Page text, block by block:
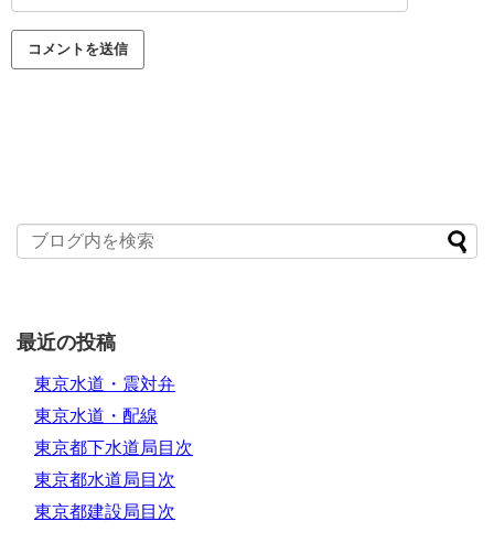
最近の投稿
東京水道・震対弁
東京水道・配線
東京都下水道局目次
東京都水道局目次
東京都建設局目次